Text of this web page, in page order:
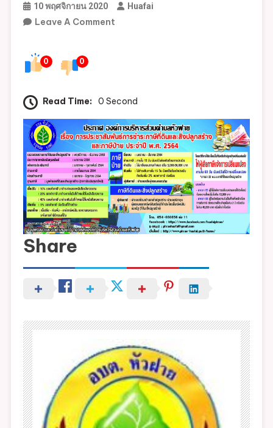
10 พฤศจิกายน 2020 Huafai
Leave A CommentOn
ที่ดิน
สิ่ง
ปลูก
สร้าง
และ
ภาษี
ป้าย
ประจำ
ปี
0 0
Read Time: 0 Second
Share